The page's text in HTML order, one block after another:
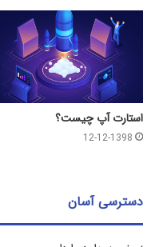
استارت آپ چیست؟
12-12-1398
دسترسی آسان